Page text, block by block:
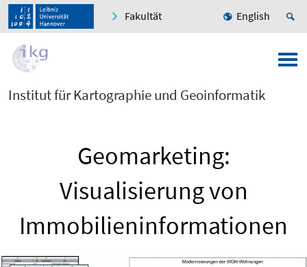
Fakultät English
Institut für Kartographie und Geoinformatik
Geomarketing:
Visualisierung von
Immobilieninformationen